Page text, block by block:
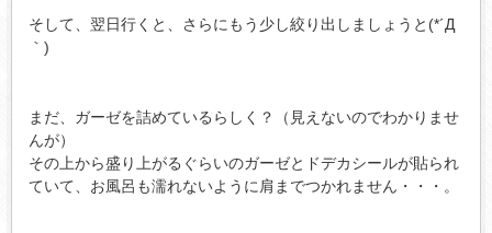
そして、翌日行くと、さらにもう少し絞り出しましょうと(*´Д
｀)
まだ、ガーゼを詰めているらしく？（見えないのでわかりませ
んが）
その上から盛り上がるぐらいのガーゼとドデカシールが貼られ
ていて、お風呂も濡れないように肩までつかれません・・・。